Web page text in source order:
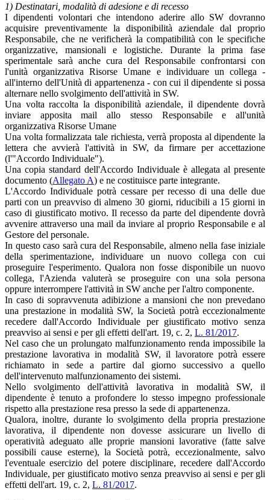
1) Destinatari, modalità di adesione e di recesso
I dipendenti volontari che intendono aderire allo SW dovranno
acquisire preventivamente la disponibilità aziendale dal proprio
Responsabile, che ne verificherà la compatibilità con le specifiche
organizzative, mansionali e logistiche. Durante la prima fase
sperimentale sarà anche cura del Responsabile confrontarsi con
l'unità organizzativa Risorse Umane e individuare un collega -
all'interno dell'Unità di appartenenza - con cui il dipendente si possa
alternare nello svolgimento dell'attività in SW.
Una volta raccolta la disponibilità aziendale, il dipendente dovrà
inviare apposita mail allo stesso Responsabile e all'unità
organizzativa Risorse Umane
Una volta formalizzata tale richiesta, verrà proposta al dipendente la
lettera che avvierà l'attività in SW, da firmare per accettazione
(l'"Accordo Individuale").
Una copia standard dell'Accordo Individuale è allegata al presente
documento (Allegato A) e ne costituisce parte integrante.
L'Accordo Individuale potrà cessare per recesso di una delle due
parti con un preavviso di almeno 30 giorni, riducibili a 15 giorni in
caso di giustificato motivo. Il recesso da parte del dipendente dovrà
avvenire attraverso una mail da inviare al proprio Responsabile e al
Gestore del personale.
In questo caso sarà cura del Responsabile, almeno nella fase iniziale
della sperimentazione, individuare un nuovo collega con cui
proseguire l'esperimento. Qualora non fosse disponibile un nuovo
collega, l'Azienda valuterà se proseguire con una sola persona
oppure interrompere l'attività in SW anche per l'altro componente.
In caso di sopravvenuta adibizione a mansioni che non prevedano
una prestazione in modalità SW, la Società potrà eccezionalmente
recedere dall'Accordo Individuale per giustificato motivo senza
preavviso ai sensi e per gli effetti dell'art. 19, c. 2, L. 81/2017.
Nel caso che un prolungato malfunzionamento renda impossibile la
prestazione lavorativa in modalità SW, il lavoratore potrà essere
richiamato in sede a partire dal giorno successivo a quello
dell'intervenuto malfunzionamento dei sistemi.
Nello svolgimento dell'attività lavorativa in modalità SW, il
dipendente è tenuto a profondere lo stesso impegno professionale
rispetto alla prestazione resa presso la sede di appartenenza.
Qualora, inoltre, durante lo svolgimento della propria prestazione
lavorativa, il dipendente non dovesse assicurare un livello di
operatività adeguato alle proprie mansioni lavorative (fatte salve
possibili cause esterne), la Società potrà, eccezionalmente, salvo
l'eventuale esercizio del potere disciplinare, recedere dall'Accordo
Individuale, per giustificato motivo senza preavviso ai sensi e per gli
effetti dell'art. 19, c. 2, L. 81/2017.